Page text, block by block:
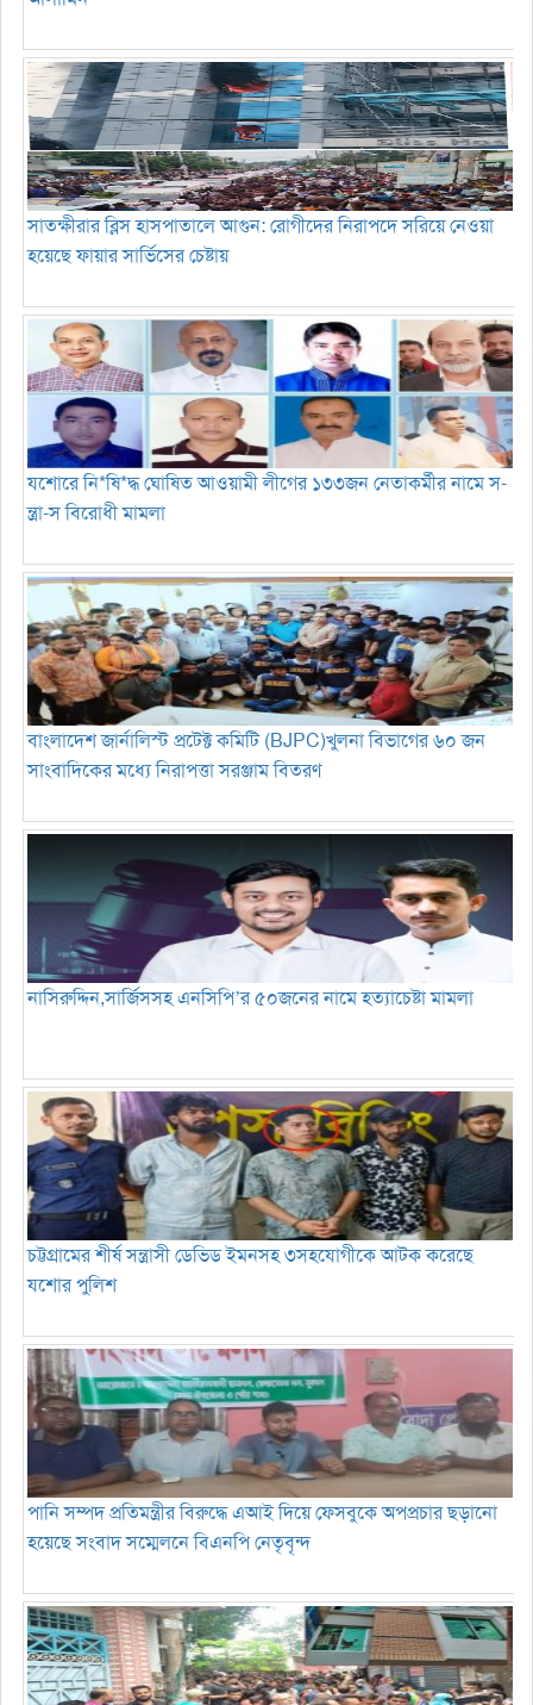
সাতক্ষীরার ব্লিস হাসপাতালে আগুন: রোগীদের নিরাপদে সরিয়ে নেওয়া
হয়েছে ফায়ার সার্ভিসের চেষ্টায়
যশোরে নি*ষি*দ্ধ ঘোষিত আওয়ামী লীগের ১৩৩জন নেতাকর্মীর নামে স-
ন্ত্রা-স বিরোধী মামলা
বাংলাদেশ জার্নালিস্ট প্রটেক্ট কমিটি (BJPC)খুলনা বিভাগের ৬০ জন
সাংবাদিকের মধ্যে নিরাপত্তা সরঞ্জাম বিতরণ
নাসিরুদ্দিন,সার্জিসসহ এনসিপি’র ৫০জনের নামে হত্যাচেষ্টা মামলা
চট্টগ্রামের শীর্ষ সন্ত্রাসী ডেভিড ইমনসহ ৩সহযোগীকে আটক করেছে
যশোর পুলিশ
পানি সম্পদ প্রতিমন্ত্রীর বিরুদ্ধে এআই দিয়ে ফেসবুকে অপপ্রচার ছড়ানো
হয়েছে সংবাদ সম্মেলনে বিএনপি নেতৃবৃন্দ